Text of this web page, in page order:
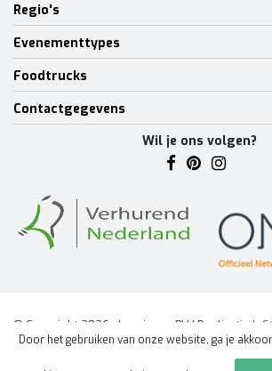
Regio's
Evenementtypes
Foodtrucks
Contactgegevens
Wil je ons volgen?
© Copyright 2026 - Lumineux BV | Realisatie
Algemene voorwaarden|Disclaimer|Privacy
Door het gebruiken van onze website, ga je